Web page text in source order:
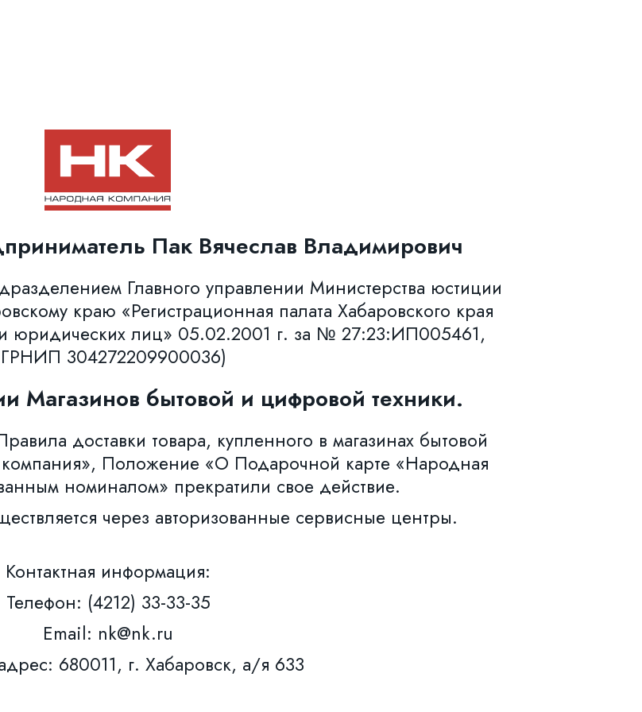
Пак Вячеслав Владимирович
Главного управлении Министерства юстиции
краю «Регистрационная палата Хабаровского края
юридических лиц» 05.02.2001 г. за № 27:23:ИП005461,
304272209900036)
Магазинов бытовой и цифровой техники.
доставки товара, купленного в магазинах бытовой
Положение «О Подарочной карте «Народная
номиналом» прекратили свое действие.
через авторизованные сервисные центры.
Контактная информация:
Телефон: (4212) 33-33-35
Email: nk@nk.ru
680011, г. Хабаровск, а/я 633